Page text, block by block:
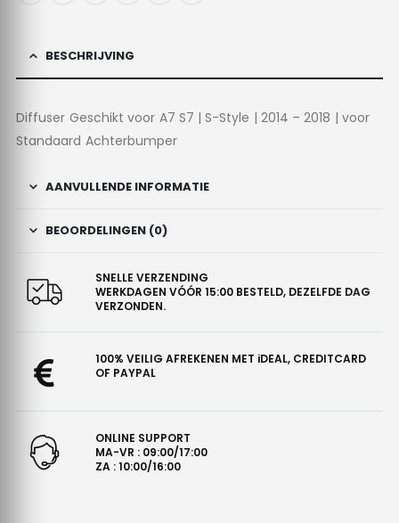
BESCHRIJVING
Diffuser Geschikt voor A7 S7 | S-Style | 2014 – 2018 | voor
Standaard Achterbumper
AANVULLENDE INFORMATIE
BEOORDELINGEN (0)
SNELLE VERZENDING
WERKDAGEN VÓÓR 15:00 BESTELD, DEZELFDE DAG
VERZONDEN.
100% VEILIG AFREKENEN MET iDEAL, CREDITCARD
OF PAYPAL
ONLINE SUPPORT
MA-VR : 09:00/17:00
ZA : 10:00/16:00